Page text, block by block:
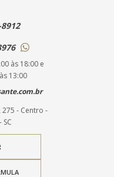
às 18:00 e
13:00
- Centro -